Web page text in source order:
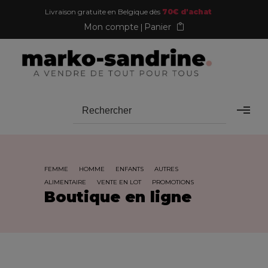
Livraison gratuite en Belgique dès 70€ d'achat
Mon compte Panier
FEMME HOMME ENFANTS
AUTRES
ALIMENTAIRE
VENTE EN LOT PROMOTIONS
Boutique en ligne